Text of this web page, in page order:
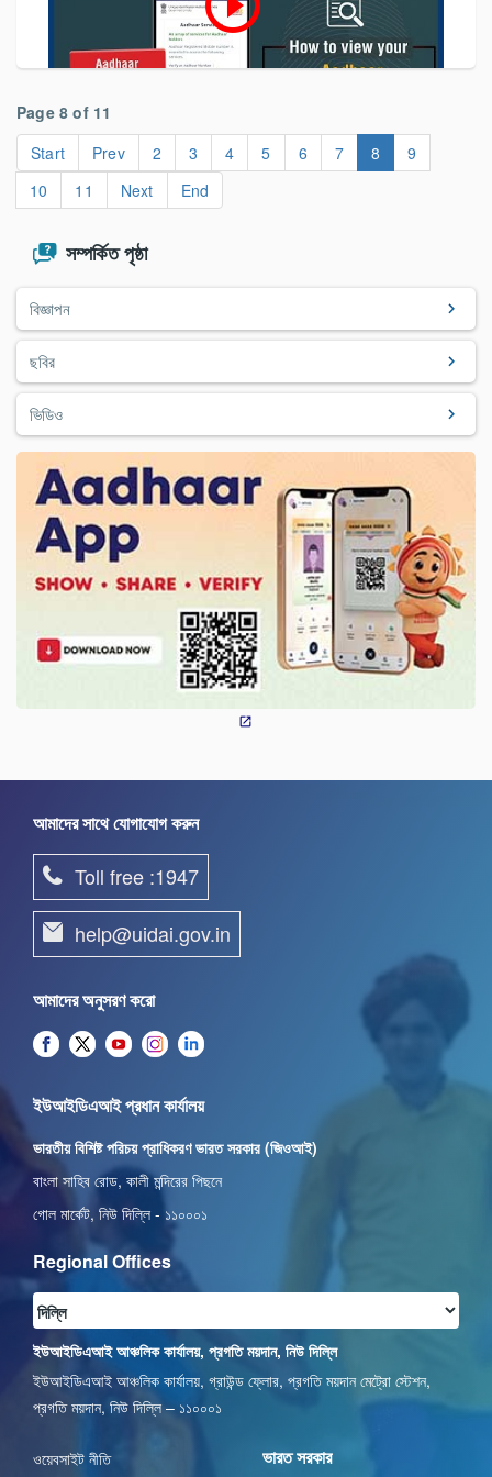
Page 8 of 11
Start
Prev 2 3 4 5 6 7 8
9
10
11 Next End
সম্পর্কিত পৃষ্ঠা
বিজ্ঞাপন
ছবির
ভিডিও
আমাদের সাথে যোগাযোগ করুন
Toll free :1947
help@uidai.gov.in
আমাদের অনুসরণ করো
ইউআইডিএআই প্রধান কার্যালয়
ভারতীয় বিশিষ্ট পরিচয় প্রাধিকরণ ভারত সরকার (জিওআই)
বাংলা সাহিব রোড, কালী মন্দিরের পিছনে
গোল মার্কেট, নিউ দিল্লি - ১১০০০১
Regional Offices
ইউআইডিএআই আঞ্চলিক কার্যালয়, প্রগতি ময়দান, নিউ দিল্লি
ইউআইডিএআই আঞ্চলিক কার্যালয়, গ্রাউন্ড ফ্লোর, প্রগতি ময়দান মেট্রো স্টেশন,
প্রগতি ময়দান, নিউ দিল্লি – ১১০০০১
ওয়েবসাইট নীতি ভারত সরকার